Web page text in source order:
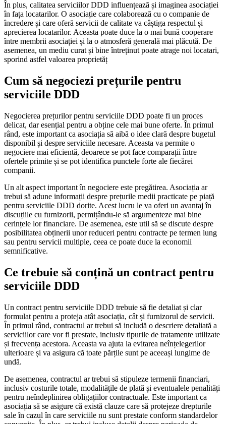
În plus, calitatea serviciilor DDD influențează și imaginea asociației
în fața locatarilor. O asociație care colaborează cu o companie de
încredere și care oferă servicii de calitate va câștiga respectul și
aprecierea locatarilor. Aceasta poate duce la o mai bună cooperare
între membrii asociației și la o atmosferă generală mai plăcută. De
asemenea, un mediu curat și bine întreținut poate atrage noi locatari,
sporind astfel valoarea proprietăț
Cum să negociezi prețurile pentru
serviciile DDD
Negocierea prețurilor pentru serviciile DDD poate fi un proces
delicat, dar esențial pentru a obține cele mai bune oferte. În primul
rând, este important ca asociația să aibă o idee clară despre bugetul
disponibil și despre serviciile necesare. Aceasta va permite o
negociere mai eficientă, deoarece se pot face comparații între
ofertele primite și se pot identifica punctele forte ale fiecărei
companii.
Un alt aspect important în negociere este pregătirea. Asociația ar
trebui să adune informații despre prețurile medii practicate pe piață
pentru serviciile DDD dorite. Acest lucru le va oferi un avantaj în
discuțiile cu furnizorii, permițându-le să argumenteze mai bine
cerințele lor financiare. De asemenea, este util să se discute despre
posibilitatea obținerii unor reduceri pentru contracte pe termen lung
sau pentru servicii multiple, ceea ce poate duce la economii
semnificative.
Ce trebuie să conțină un contract pentru
serviciile DDD
Un contract pentru serviciile DDD trebuie să fie detaliat și clar
formulat pentru a proteja atât asociația, cât și furnizorul de servicii.
În primul rând, contractul ar trebui să includă o descriere detaliată a
serviciilor care vor fi prestate, inclusiv tipurile de tratamente utilizate
și frecvența acestora. Aceasta va ajuta la evitarea neînțelegerilor
ulterioare și va asigura că toate părțile sunt pe aceeași lungime de
undă.
De asemenea, contractul ar trebui să stipuleze termenii financiari,
inclusiv costurile totale, modalitățile de plată și eventualele penalități
pentru neîndeplinirea obligațiilor contractuale. Este important ca
asociația să se asigure că există clauze care să protejeze drepturile
sale în cazul în care serviciile nu sunt prestate conform standardelor